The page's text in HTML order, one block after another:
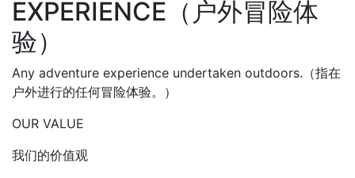
EXPERIENCE（户外冒险体
验）
Any adventure experience undertaken outdoors.（指在
户外进行的任何冒险体验。）
OUR VALUE
我们的价值观